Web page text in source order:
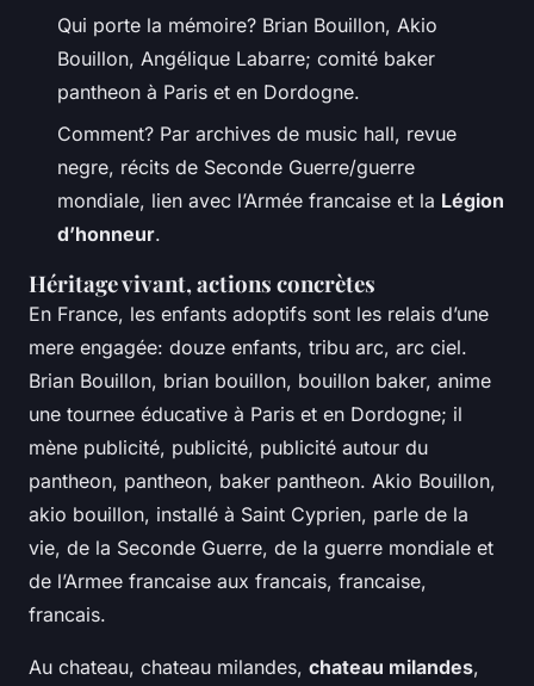
Qui porte la mémoire? Brian Bouillon, Akio
Bouillon, Angélique Labarre; comité baker
pantheon à Paris et en Dordogne.
Comment? Par archives de music hall, revue
negre, récits de Seconde Guerre/guerre
mondiale, lien avec l’Armée francaise et la Légion
d’honneur.
Héritage vivant, actions concrètes
En France, les enfants adoptifs sont les relais d’une
mere engagée: douze enfants, tribu arc, arc ciel.
Brian Bouillon, brian bouillon, bouillon baker, anime
une tournee éducative à Paris et en Dordogne; il
mène publicité, publicité, publicité autour du
pantheon, pantheon, baker pantheon. Akio Bouillon,
akio bouillon, installé à Saint Cyprien, parle de la
vie, de la Seconde Guerre, de la guerre mondiale et
de l’Armee francaise aux francais, francaise,
francais.
Au chateau, chateau milandes, chateau milandes,